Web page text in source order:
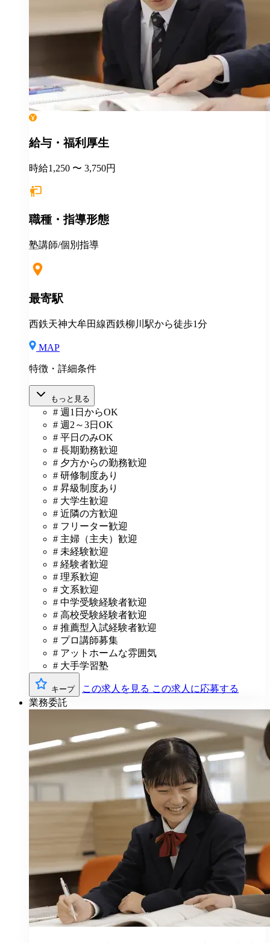
給与・福利厚生
時給1,250 〜 3,750円
職種・指導形態
塾講師/個別指導
最寄駅
西鉄天神大牟田線西鉄柳川駅から徒歩1分
MAP
特徴・詳細条件
もっと見る
# 週1日からOK
# 週2～3日OK
# 平日のみOK
# 長期勤務歓迎
# 夕方からの勤務歓迎
# 研修制度あり
# 昇級制度あり
# 大学生歓迎
# 近隣の方歓迎
# フリーター歓迎
# 主婦（主夫）歓迎
# 未経験歓迎
# 経験者歓迎
# 理系歓迎
# 文系歓迎
# 中学受験経験者歓迎
# 高校受験経験者歓迎
# 推薦型入試経験者歓迎
# プロ講師募集
# アットホームな雰囲気
# 大手学習塾
キープ この求人を見る この求人に応募する
業務委託